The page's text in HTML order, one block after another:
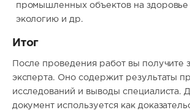
промышленных объектов на здоровье
экологию и др.
Итог
После проведения работ вы получите
эксперта. Оно содержит результаты
исследований и выводы специалиста.
документ используется как